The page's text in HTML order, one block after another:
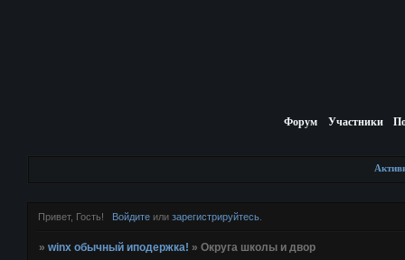
Форум Участники
Привет, Гость! Войдитеили зарегистрируйтесь.
»winx обычный иподержка! »Округа школы и двор